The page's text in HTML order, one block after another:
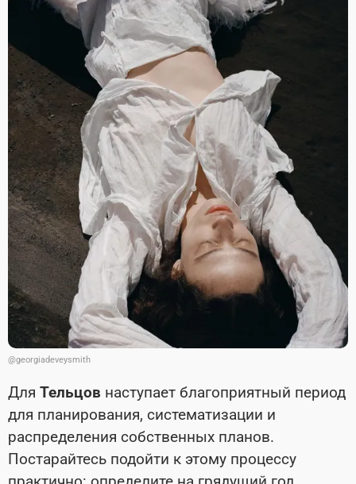
@georgiadeveysmith
Для Тельцов наступает благоприятный период
для планирования, систематизации и
распределения собственных планов.
Постарайтесь подойти к этому процессу